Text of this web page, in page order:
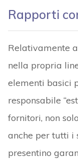
Rapporti
Relativamente
nella propria
elementi basici
responsabile
fornitori, non
anche per tutti i
presentino